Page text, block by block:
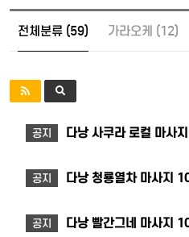
전체분류 (59) 가라오케 (12)
공지 다낭 사쿠라 로컬 마사
공지 다낭 청룡열차 마사지
공지 다낭 빨간그네 마사지